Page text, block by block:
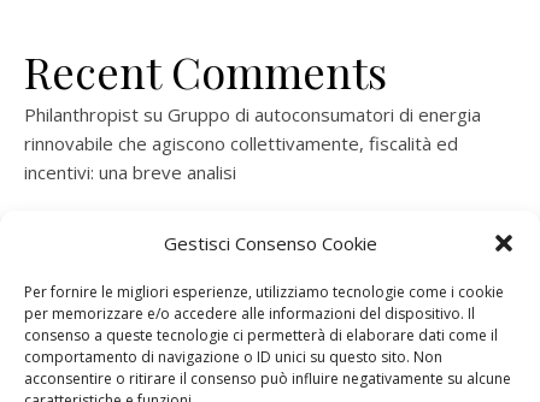
Gestisci Consenso Cookie
Per fornire le migliori esperienze, utilizziamo tecnologie come i cookie
per memorizzare e/o accedere alle informazioni del dispositivo. Il
consenso a queste tecnologie ci permetterà di elaborare dati come il
comportamento di navigazione o ID unici su questo sito. Non
acconsentire o ritirare il consenso può influire negativamente su alcune
Recent Comments
Philanthropist su Gruppo di autoconsumatori di energia
rinnovabile che agiscono collettivamente, fiscalità ed
incentivi: una breve analisi
rinnovabile che agiscono collettivamente, fiscalità ed
ramatogelsuGruppo di autoconsumatori di energia
rinnovabile che agiscono collettivamente, fiscalità ed
incentivi: una breve analisi